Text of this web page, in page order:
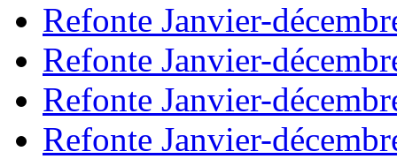
Refonte Janvier-
Refonte Janvier-
Refonte Janvier-
Refonte Janvier-